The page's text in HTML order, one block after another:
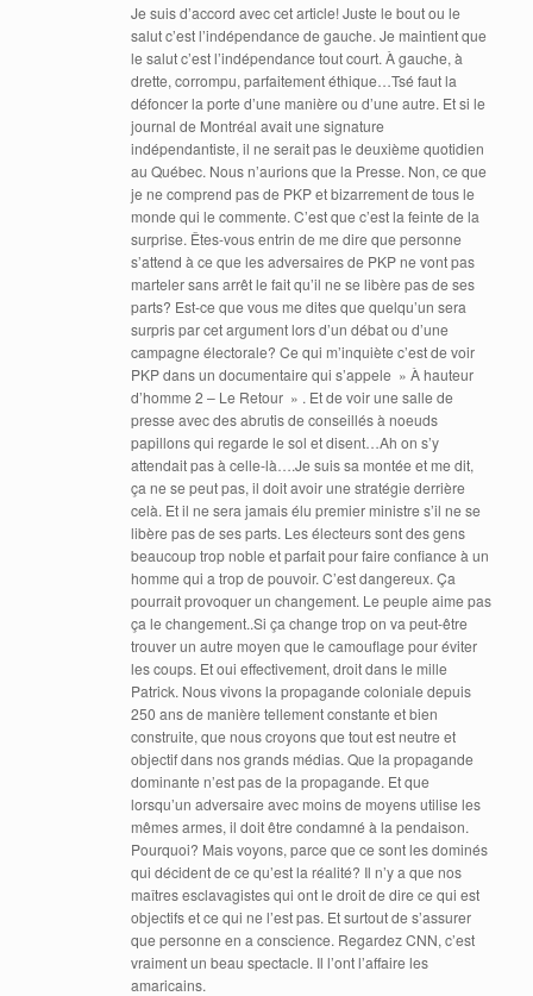
Je suis d’accord avec cet article! Juste le bout ou le
salut c’est l’indépendance de gauche. Je maintient que
le salut c’est l’indépendance tout court. À gauche, à
drette, corrompu, parfaitement éthique…Tsé faut la
défoncer la porte d’une manière ou d’une autre. Et si le
journal de Montréal avait une signature
indépendantiste, il ne serait pas le deuxième quotidien
au Québec. Nous n’aurions que la Presse. Non, ce que
je ne comprend pas de PKP et bizarrement de tous le
monde qui le commente. C’est que c’est la feinte de la
surprise. Êtes-vous entrin de me dire que personne
s’attend à ce que les adversaires de PKP ne vont pas
marteler sans arrêt le fait qu’il ne se libère pas de ses
parts? Est-ce que vous me dites que quelqu’un sera
surpris par cet argument lors d’un débat ou d’une
campagne électorale? Ce qui m’inquiète c’est de voir
PKP dans un documentaire qui s’appele » À hauteur
d’homme 2 – Le Retour » . Et de voir une salle de
presse avec des abrutis de conseillés à noeuds
papillons qui regarde le sol et disent…Ah on s’y
attendait pas à celle-là….Je suis sa montée et me dit,
ça ne se peut pas, il doit avoir une stratégie derrière
celà. Et il ne sera jamais élu premier ministre s’il ne se
libère pas de ses parts. Les électeurs sont des gens
beaucoup trop noble et parfait pour faire confiance à un
homme qui a trop de pouvoir. C’est dangereux. Ça
pourrait provoquer un changement. Le peuple aime pas
ça le changement..Si ça change trop on va peut-être
trouver un autre moyen que le camouflage pour éviter
les coups. Et oui effectivement, droit dans le mille
Patrick. Nous vivons la propagande coloniale depuis
250 ans de manière tellement constante et bien
construite, que nous croyons que tout est neutre et
objectif dans nos grands médias. Que la propagande
dominante n’est pas de la propagande. Et que
lorsqu’un adversaire avec moins de moyens utilise les
mêmes armes, il doit être condamné à la pendaison.
Pourquoi? Mais voyons, parce que ce sont les dominés
qui décident de ce qu’est la réalité? Il n’y a que nos
maîtres esclavagistes qui ont le droit de dire ce qui est
objectifs et ce qui ne l’est pas. Et surtout de s’assurer
que personne en a conscience. Regardez CNN, c’est
vraiment un beau spectacle. Il l’ont l’affaire les
amaricains.